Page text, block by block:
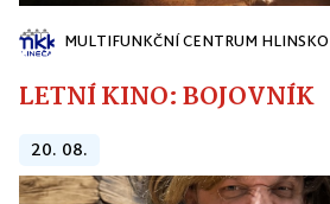
MULTIFUNKČNÍ CENTRUM HLINSKO
LETNÍ KINO: BOJOVNÍK
20. 08.